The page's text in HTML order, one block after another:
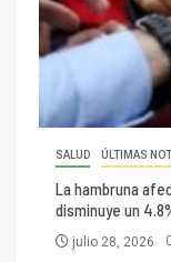
SALUD ÚLTIMAS
La hambruna
disminuye un
julio 28, 2026